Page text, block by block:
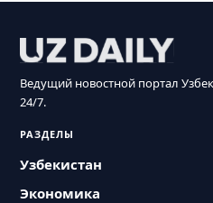
Ведущий новостной портал
24/7.
РАЗДЕЛЫ
Узбекистан
Экономика